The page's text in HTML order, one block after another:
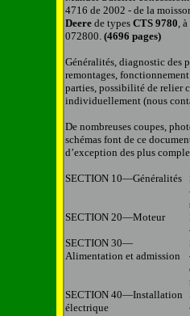
4716 de 2002 - de la
Deere de types CTS 9780,
072800. (4696 pages)
Généralités, diagnostic des
remontages,
parties, possibilité de relier
individuellement (nous
De nombreuses coupes,
schémas font de ce
d’exception des plus
SECTION 10—Généralités
SECTION 20—Moteur
SECTION 30—
Alimentation et admission
SECTION 40—Installation
électrique